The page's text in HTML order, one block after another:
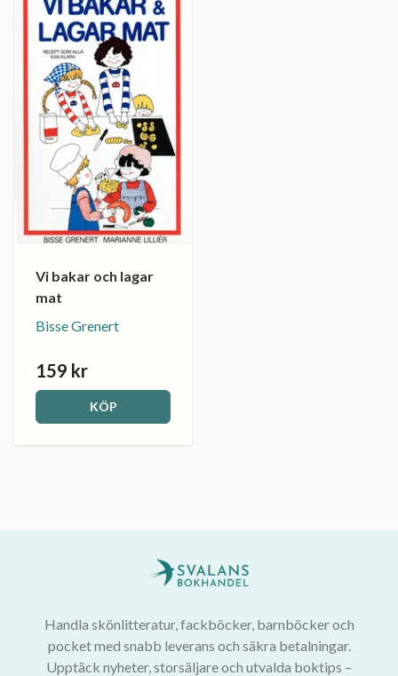
Vi bakar och lagar
mat
Bisse Grenert
159 kr
KÖP
Handla skönlitteratur, fackböcker, barnböcker och
pocket med snabb leverans och säkra betalningar.
Upptäck nyheter, storsäljare och utvalda boktips –